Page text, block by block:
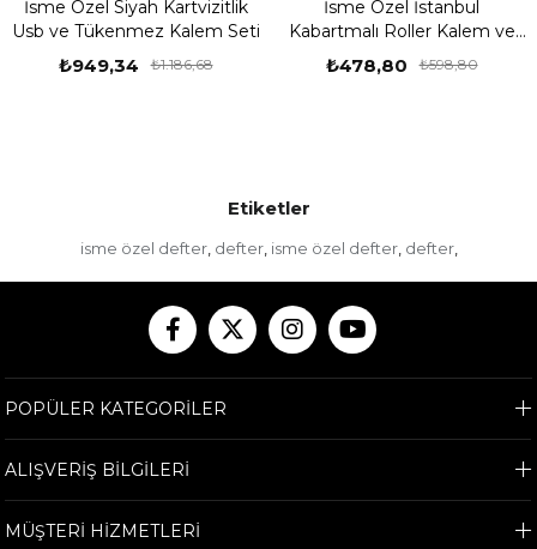
Özel Siyah Kartvizitlik
Tükenmez Kalem Seti
₺949,34 ₺1.186,68
İsme Özel İstanbul
Kabartmalı Roller Kalem ve
Ahşap Kutu Seti
₺478,80 ₺598,80
Etiketler
isme özel defter, defter, isme özel defter, defter,
POPÜLER KATEGORİLER
ALIŞVERİŞ BİLGİLERİ
MÜŞTERİ HİZMETLERİ